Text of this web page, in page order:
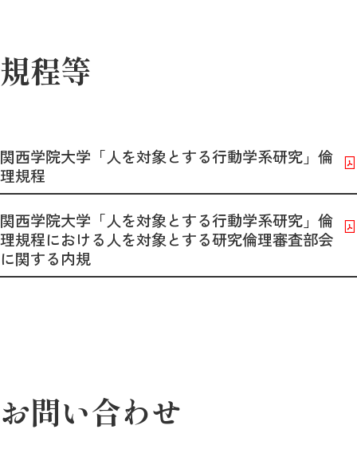
規程等
関西学院大学「人を対象とする行動学系研究」倫
理規程
関西学院大学「人を対象とする行動学系研究」倫
理規程における人を対象とする研究倫理審査部会
に関する内規
お問い合わせ